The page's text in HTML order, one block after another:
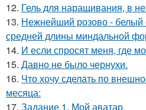
12. Гель для наращивания, в
13. Нежнейший розово - белый
средней длины миндальной
14. И если спросят меня, где
15. Давно не было чернухи.
16. Что хочу сделать по
месяца:
17. Задание 1. Мой аватар.